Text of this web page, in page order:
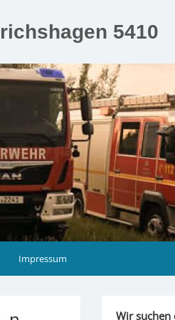
5410
Impressum
Wir suchen